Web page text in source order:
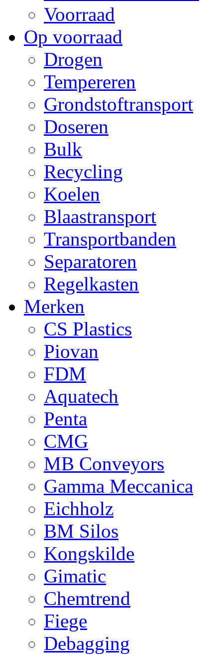
Voorraad
Op voorraad
Drogen
Tempereren
Grondstoftransport
Doseren
Bulk
Recycling
Koelen
Blaastransport
Transportbanden
Separatoren
Regelkasten
Merken
CS Plastics
Piovan
FDM
Aquatech
Penta
CMG
MB Conveyors
Gamma Meccanica
Eichholz
BM Silos
Kongskilde
Gimatic
Chemtrend
Fiege
Debagging